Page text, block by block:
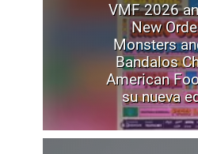
VMF 2026
New
Monsters
Bandalos
American
su nueva